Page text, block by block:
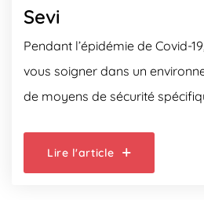
Sevi
Pendant l’épidémie de Covid-
vous soigner dans un
de moyens de sécurité
Lire l'article